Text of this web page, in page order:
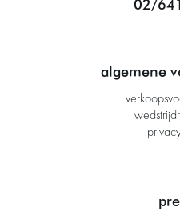
02/
algemene